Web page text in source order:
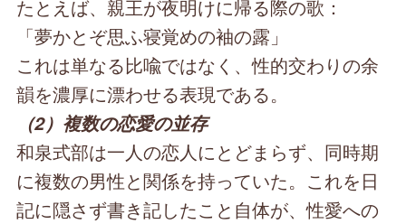
たとえば、親王が夜明けに帰る際の歌：
「夢かとぞ思ふ寝覚めの袖の露」
これは単なる比喩ではなく、性的交わりの余
韻を濃厚に漂わせる表現である。
（2）複数の恋愛の並存
和泉式部は一人の恋人にとどまらず、同時期
に複数の男性と関係を持っていた。これを日
記に隠さず書き記したこと自体が、性愛への